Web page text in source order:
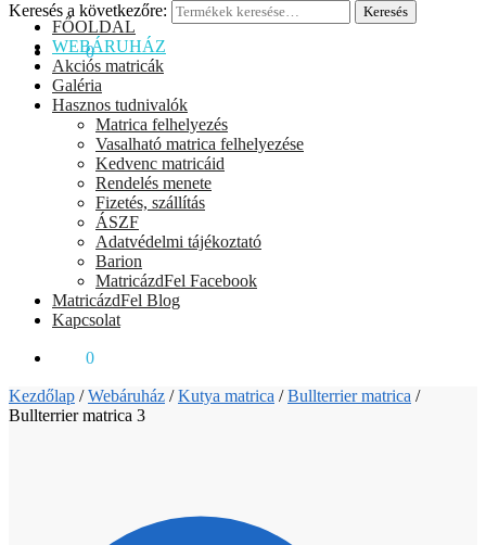
Keresés a következőre: Keresés
0Ft 0
FŐOLDAL
WEBÁRUHÁZ
Akciós matricák
Galéria
Hasznos tudnivalók
Matrica felhelyezés
Vasalható matrica felhelyezése
Kedvenc matricáid
Rendelés menete
Fizetés, szállítás
ÁSZF
Adatvédelmi tájékoztató
Barion
MatricázdFel Facebook
MatricázdFel Blog
Kapcsolat
0
Kezdőlap /Webáruház /Kutya matrica /Bullterrier matrica /
Bullterrier matrica 3